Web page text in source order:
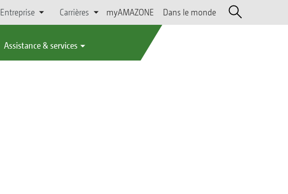
Entreprise Carrières myAMAZONE Dans le monde
Assistance & services